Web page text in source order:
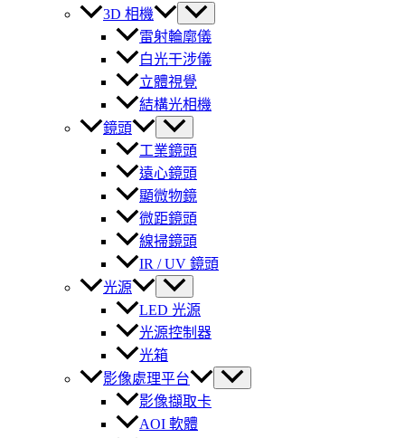
3D 相機
雷射輪廓儀
白光干涉儀
立體視覺
結構光相機
鏡頭
工業鏡頭
遠心鏡頭
顯微物鏡
微距鏡頭
線掃鏡頭
IR / UV 鏡頭
光源
LED 光源
光源控制器
光箱
影像處理平台
影像擷取卡
AOI 軟體